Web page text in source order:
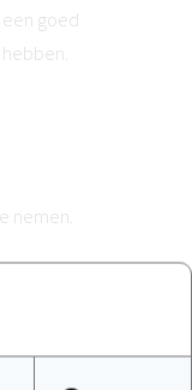
goed
nemen.